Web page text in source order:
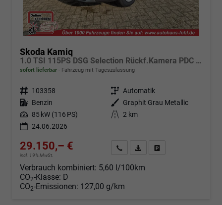
Skoda Kamiq
1.0 TSI 115PS DSG Selection Rückf.Kamera PDC v+h Sitzheizung Klimaautomatik Skoda-Radio Apple CarPlay + Android Auto Tempomat Garantieverlängerung 16"LM
sofort lieferbar Fahrzeug mit Tageszulassung
Fahrzeugnr. 103358 Getriebe Automatik
Kraftstoff Benzin Außenfarbe
Graphit Grau Metallic
Leistung 85 kW (116 PS) Kilometerstand 2 km
24.06.2026
29.150,– €
incl. 19% MwSt.
Angebot anfordern
Fahrzeugexpose (PDF)
Verbrauch kombiniert: 5,60 l/100km
CO2-Klasse: D
CO2-Emissionen: 127,00 g/km